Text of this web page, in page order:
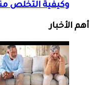
وكيفية التخلص
أهم الأخبار